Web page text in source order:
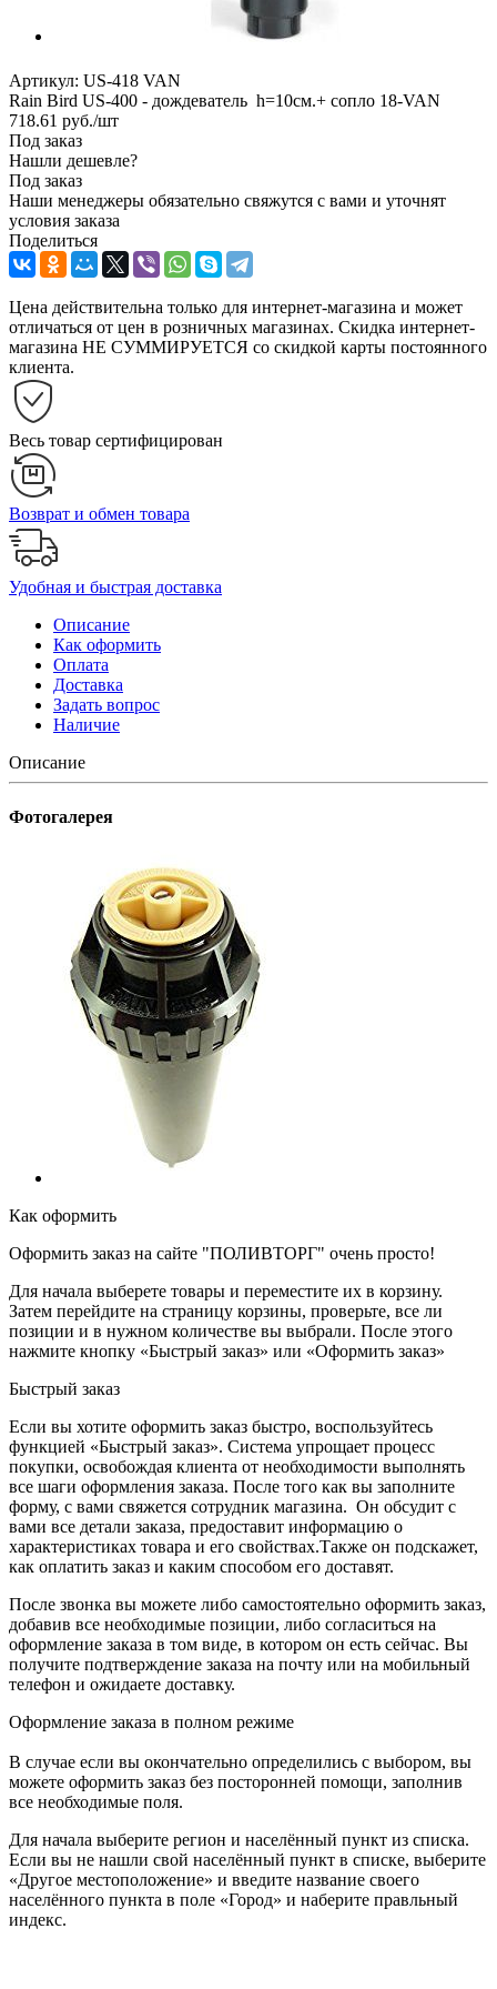
Артикул: US-418 VAN
Rain Bird US-400 - дождеватель h=10см.+ сопло 18-VAN
718.61 руб./шт
Под заказ
Нашли дешевле?
Под заказ
Наши менеджеры обязательно свяжутся с вами и уточнят
условия заказа
Поделиться
Цена действительна только для интернет-магазина и может
отличаться от цен в розничных магазинах. Скидка интернет-
магазина НЕ СУММИРУЕТСЯ со скидкой карты постоянного
клиента.
Весь товар сертифицирован
Возврат и обмен товара
Удобная и быстрая доставка
Описание
Как оформить
Оплата
Доставка
Задать вопрос
Наличие
Описание
Фотогалерея
Как оформить
Оформить заказ на сайте "ПОЛИВТОРГ" очень просто!
Для начала выберете товары и переместите их в корзину.
Затем перейдите на страницу корзины, проверьте, все ли
позиции и в нужном количестве вы выбрали. После этого
нажмите кнопку «Быстрый заказ» или «Оформить заказ»
Быстрый заказ
Если вы хотите оформить заказ быстро, воспользуйтесь
функцией «Быстрый заказ». Система упрощает процесс
покупки, освобождая клиента от необходимости выполнять
все шаги оформления заказа. После того как вы заполните
форму, с вами свяжется сотрудник магазина. Он обсудит с
вами все детали заказа, предоставит информацию о
характеристиках товара и его свойствах.Также он подскажет,
как оплатить заказ и каким способом его доставят.
После звонка вы можете либо самостоятельно оформить заказ,
добавив все необходимые позиции, либо согласиться на
оформление заказа в том виде, в котором он есть сейчас. Вы
получите подтверждение заказа на почту или на мобильный
телефон и ожидаете доставку.
Оформление заказа в полном режиме
В случае если вы окончательно определились с выбором, вы
можете оформить заказ без посторонней помощи, заполнив
все необходимые поля.
Для начала выберите регион и населённый пункт из списка.
Если вы не нашли свой населённый пункт в списке, выберите
«Другое местоположение» и введите название своего
населённого пункта в поле «Город» и наберите правльный
индекс.